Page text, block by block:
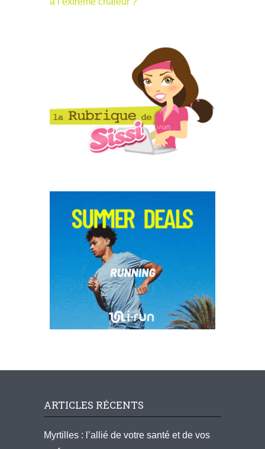
ARTICLES RÉCENTS
Myrtilles : l’allié de votre santé et de vos